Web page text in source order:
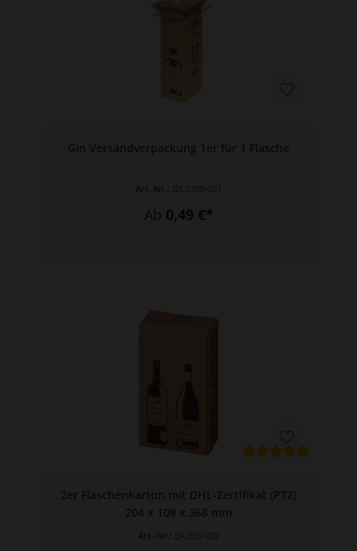
Gin Versandverpackung 1er für 1 Flasche
Art.-Nr.:
Ab 0,49 €*
2er Flaschenkarton mit DHL-Zertifikat (PTZ)
204 x 108 x 368 mm
Art.-Nr.: BX.305-002